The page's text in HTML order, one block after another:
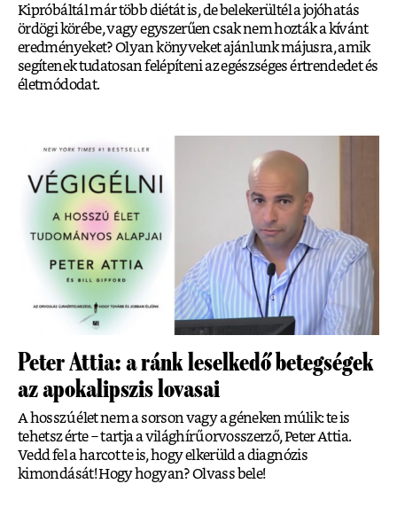
Kipróbáltál már több diétát is, de belekerültél a jojóhatás
ördögi körébe, vagy egyszerűen csak nem hozták a kívánt
eredményeket? Olyan könyveket ajánlunk májusra, amik
segítenek tudatosan felépíteni az egészséges értrendedet és
életmódodat.
Peter Attia: a ránk leselkedő betegségek
az apokalipszis lovasai
A hosszú élet nem a sorson vagy a géneken múlik: te is
tehetsz érte ‒ tartja a világhírű orvosszerző, Peter Attia.
Vedd fel a harcot te is, hogy elkerüld a diagnózis
kimondását! Hogy hogyan? Olvass bele!